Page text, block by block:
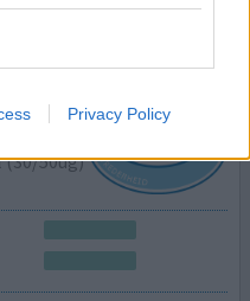
Privacy Policy
0 reacties
50ug)